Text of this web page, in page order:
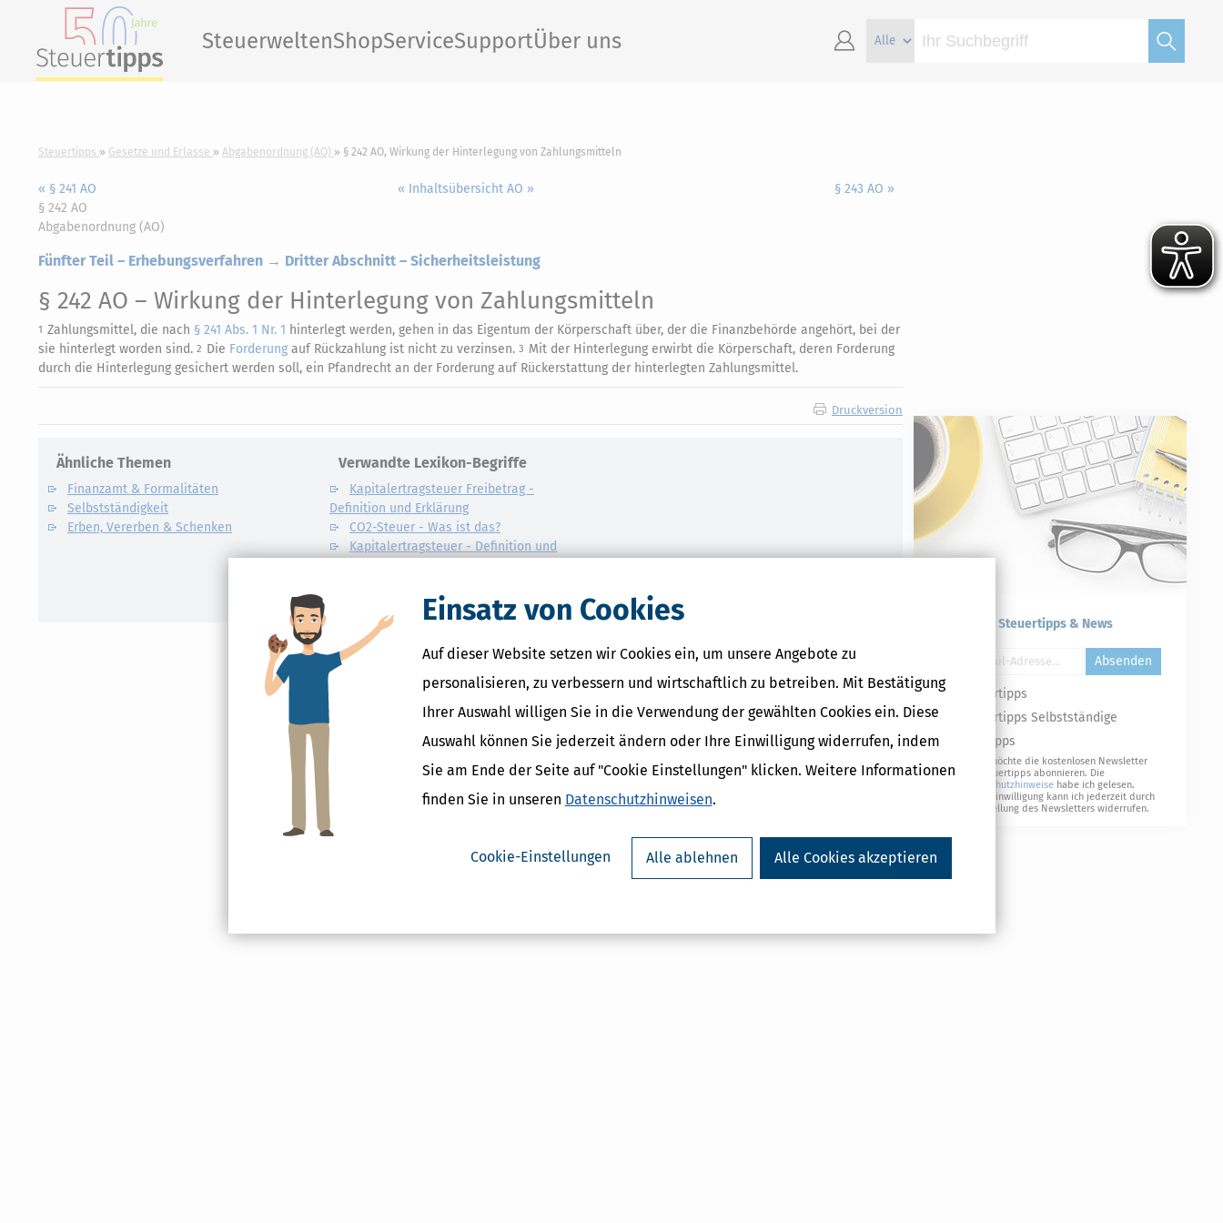
Einsatz von Cookies
Auf dieser Website setzen wir Cookies ein, um unsere Angebote zu
personalisieren, zu verbessern und wirtschaftlich zu betreiben. Mit Bestätigung
Ihrer Auswahl willigen Sie in die Verwendung der gewählten Cookies ein. Diese
Auswahl können Sie jederzeit ändern oder Ihre Einwilligung widerrufen, indem
Sie am Ende der Seite auf "Cookie Einstellungen" klicken. Weitere Informationen
finden Sie in unseren Datenschutzhinweisen.
Cookie-Einstellungen Alle ablehnen Alle Cookies akzeptieren
SteuerweltenShopServiceSupportÜber uns
Steuertipps Gesetze und Erlasse Abgabenordnung (AO) § 242 AO, Wirkung der Hinterlegung von Zahlungsmitteln
« § 241 AO « Inhaltsübersicht AO »
§ 243 AO »
§ 242 AO
Abgabenordnung (AO)
Fünfter Teil – Erhebungsverfahren → Dritter Abschnitt – Sicherheitsleistung
§ 242 AO – Wirkung der Hinterlegung von Zahlungsmitteln
1 Zahlungsmittel, die nach § 241 Abs. 1 Nr. 1 hinterlegt werden, gehen in das Eigentum der Körperschaft über, der die Finanzbehörde angehört, bei der
sie hinterlegt worden sind. 2 Die Forderung auf Rückzahlung ist nicht zu verzinsen. 3 Mit der Hinterlegung erwirbt die Körperschaft, deren Forderung
durch die Hinterlegung gesichert werden soll, ein Pfandrecht an der Forderung auf Rückerstattung der hinterlegten Zahlungsmittel.
Druckversion
Ähnliche Themen
Finanzamt & Formalitäten
Selbstständigkeit
Erben, Vererben & Schenken
Verwandte Lexikon-Begriffe
Kapitalertragsteuer Freibetrag -
Definition und Erklärung
CO2-Steuer - Was ist das?
Kapitalertragsteuer - Definition und
Kostenlose Steuertipps & News
Absenden
Steuertipps
Steuertipps Selbstständige
Geldtipps
Ja, ich möchte die kostenlosen Newsletter
von Steuertipps abonnieren. Die
Datenschutzhinweise habe ich gelesen.
Meine Einwilligung kann ich jederzeit durch
Abbestellung des Newsletters widerrufen.